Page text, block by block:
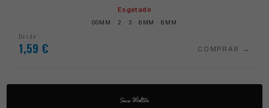
Esgotado
00MM · 2 · 3 · 6MM · 8MM
Desde
1,59 € COMPRAR